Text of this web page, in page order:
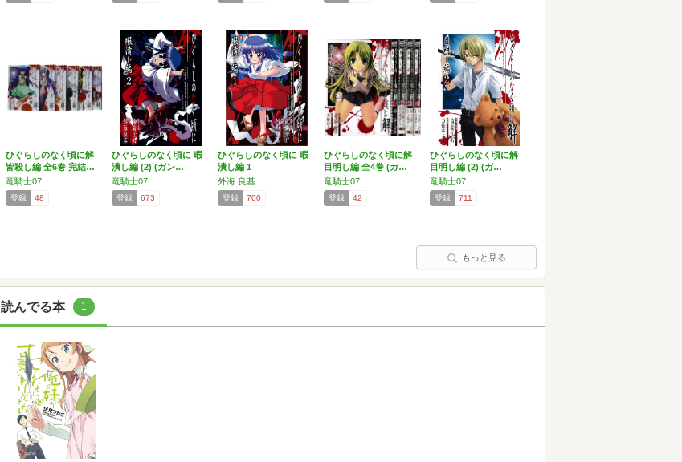
ひぐらしのなく頃に解
皆殺し編 全6巻 完結…
竜騎士07
登録 48
ひぐらしのなく頃に 暇
潰し編 (2) (ガン…
竜騎士07
登録 673
ひぐらしのなく頃に 暇
潰し編 1
外海 良基
登録 700
ひぐらしのなく頃に解
目明し編 全4巻 (ガ…
竜騎士07
登録 42
ひぐらしのなく頃に解
目明し編 (2) (ガ…
竜騎士07
登録 711
もっと見る
読んでる本 1